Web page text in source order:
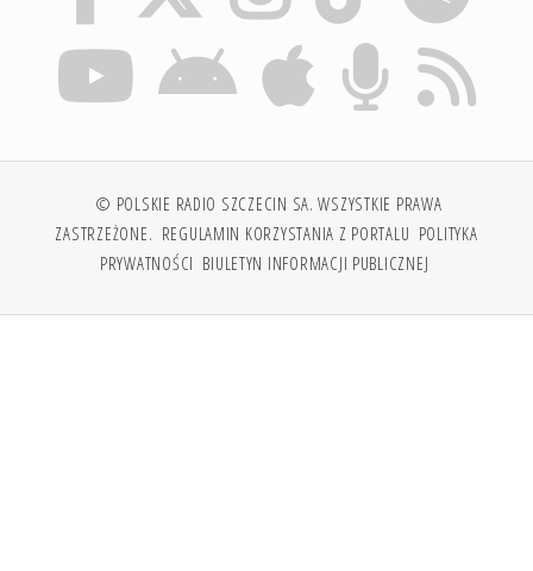
© POLSKIE RADIO SZCZECIN SA. WSZYSTKIE PRAWA
ZASTRZEŻONE. REGULAMIN KORZYSTANIA Z PORTALU POLITYKA
PRYWATNOŚCI BIULETYN INFORMACJI PUBLICZNEJ